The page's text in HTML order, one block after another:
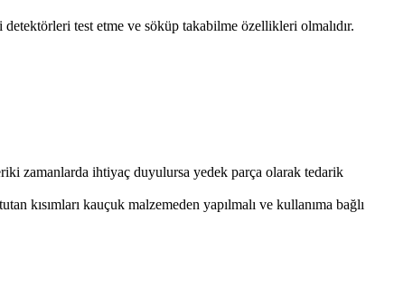
test etme ve söküp takabilme özellikleri olmalıdır.
zamanlarda ihtiyaç duyulursa yedek parça olarak tedarik
kısımları kauçuk malzemeden yapılmalı ve kullanıma bağlı